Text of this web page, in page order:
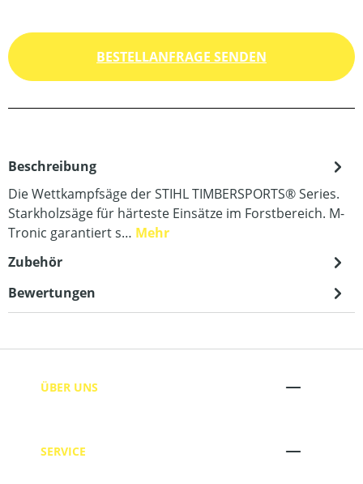
BESTELLANFRAGE SENDEN
Beschreibung
Die Wettkampfsäge der STIHL TIMBERSPORTS® Series.
Starkholzsäge für härteste Einsätze im Forstbereich. M-
Tronic garantiert s… Mehr
Zubehör
Bewertungen
ÜBER UNS
SERVICE